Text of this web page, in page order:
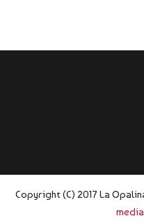
Copyright (C) 2017 La